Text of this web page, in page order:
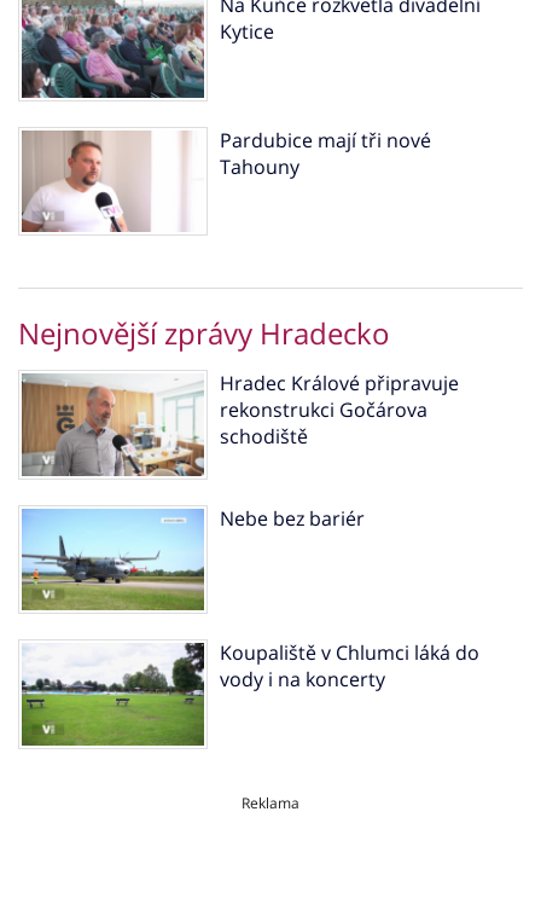
Kytice
Pardubice mají tři nové
Tahouny
Nejnovější zprávy Hradecko
Hradec Králové připravuje
rekonstrukci Gočárova
schodiště
Nebe bez bariér
Koupaliště v Chlumci láká do
vody i na koncerty
Reklama